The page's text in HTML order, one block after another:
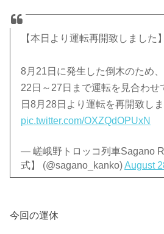
【本日より運転再開致しました】
8月21日に発生した倒木のため
22日～27日まで運転を見合わせ
日8月28日より運転を再開致しま
pic.twitter.com/OXZQdOPUxN
— 嵯峨野トロッコ列車Sagano
式】 (@sagano_kanko)August
今回の運休